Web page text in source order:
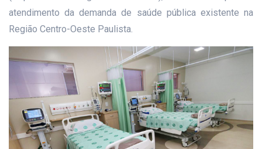
atendimento da demanda de saúde pública existente na
Região Centro-Oeste Paulista.